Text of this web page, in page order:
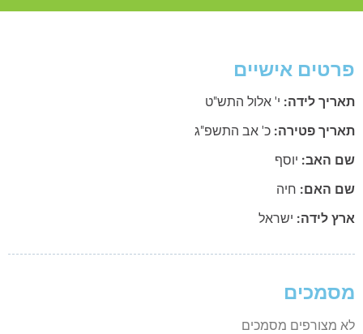
פרטים אישיים
תאריך לידה: י' אלול התש"ט
תאריך פטירה: כ' אב התשפ"ג
שם האב: יוסף
שם האם: חיה
ארץ לידה: ישראל
מסמכים
לא מצורפים מסמכים